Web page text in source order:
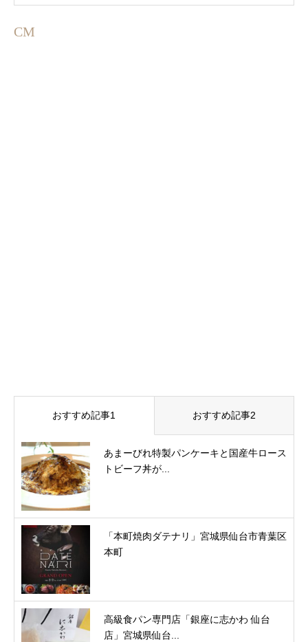
CM
おすすめ記事1 おすすめ記事2
あまーびれ特製パンケーキと国産牛ロース
トビーフ丼が...
「本町焼肉ダテナリ」宮城県仙台市青葉区
本町
高級食パン専門店「銀座に志かわ 仙台
店」宮城県仙台...